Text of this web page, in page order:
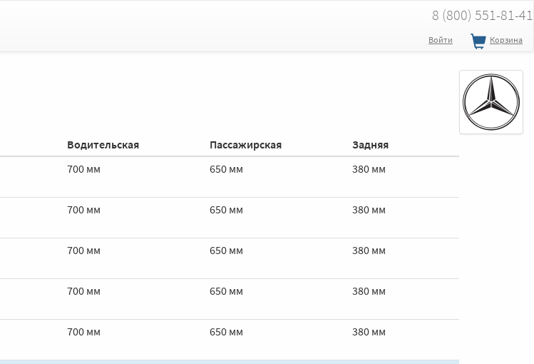
8 (800) 551-81-41
Войти Корзина
Водительская Пассажирская Задняя
700 мм 650 мм 380 мм
700 мм 650 мм 380 мм
700 мм 650 мм 380 мм
700 мм 650 мм 380 мм
700 мм 650 мм 380 мм